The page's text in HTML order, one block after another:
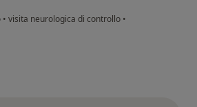
• visita neurologica di controllo •
Daniele.campagnolo